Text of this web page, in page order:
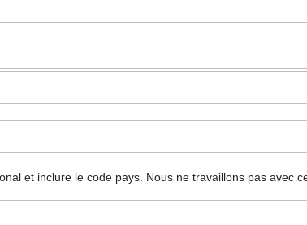
et inclure le code pays. Nous ne travaillons pas avec